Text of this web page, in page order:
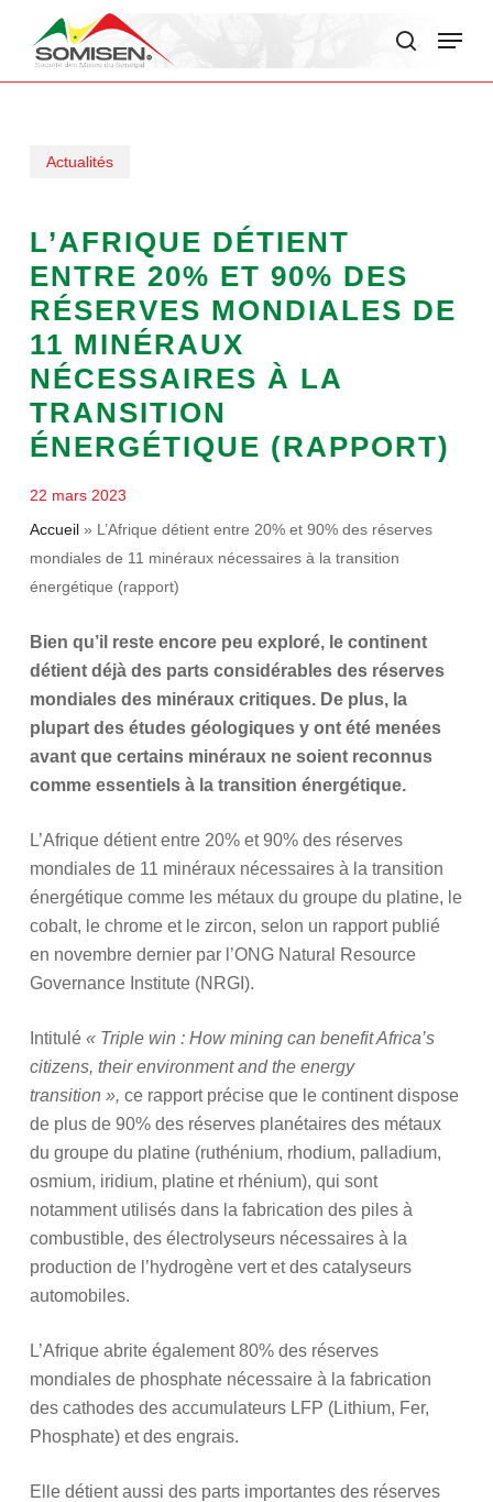
Menu
Actualités
L’AFRIQUE DÉTIENT
ENTRE 20% ET 90% DES
RÉSERVES MONDIALES DE
11 MINÉRAUX
NÉCESSAIRES À LA
TRANSITION
ÉNERGÉTIQUE (RAPPORT)
22 mars 2023
Accueil» L’Afrique détient entre 20% et 90% des réserves
mondiales de 11 minéraux nécessaires à la transition
énergétique (rapport)
Bien qu’il reste encore peu exploré, le continent
détient déjà des parts considérables des réserves
mondiales des minéraux critiques. De plus, la
plupart des études géologiques y ont été menées
avant que certains minéraux ne soient reconnus
comme essentiels à la transition énergétique.
L’Afrique détient entre 20% et 90% des réserves
mondiales de 11 minéraux nécessaires à la transition
énergétique comme les métaux du groupe du platine, le
cobalt, le chrome et le zircon, selon un rapport publié
en novembre dernier par l’ONG Natural Resource
Governance Institute (NRGI).
Intitulé « Triple win : How mining can benefit Africa’s
citizens, their environment and the energy
transition », ce rapport précise que le continent dispose
de plus de 90% des réserves planétaires des métaux
du groupe du platine (ruthénium, rhodium, palladium,
osmium, iridium, platine et rhénium), qui sont
notamment utilisés dans la fabrication des piles à
combustible, des électrolyseurs nécessaires à la
production de l’hydrogène vert et des catalyseurs
automobiles.
L’Afrique abrite également 80% des réserves
mondiales de phosphate nécessaire à la fabrication
des cathodes des accumulateurs LFP (Lithium, Fer,
Phosphate) et des engrais.
Elle détient aussi des parts importantes des réserves